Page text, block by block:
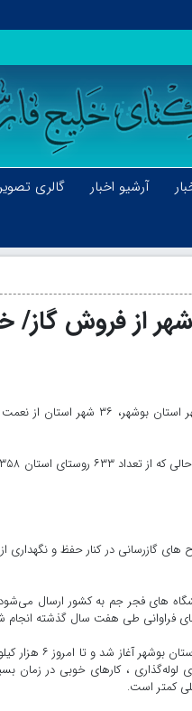
آرشیو اخبار گالری تصویر
بوشهر از فروش
غلامعباس حسینی صبح امروز در نشست با اصحاب رسانه
گازرسانی در کنار حفظ و نگهداری
و پالایشگاه های فجر جم به کشور
فراوانی طی هفت سال گذشته
وی بیان کرد: در سال ۸۷ با ۳۴
، کارهای خوبی در زمان